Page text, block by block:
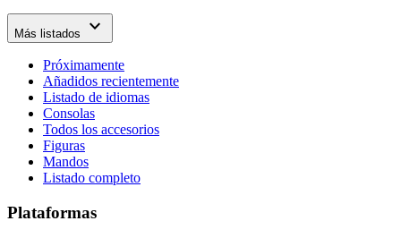
Más listados expand_more
Próximamente
Añadidos recientemente
Listado de idiomas
Consolas
Todos los accesorios
Figuras
Mandos
Listado completo
Plataformas